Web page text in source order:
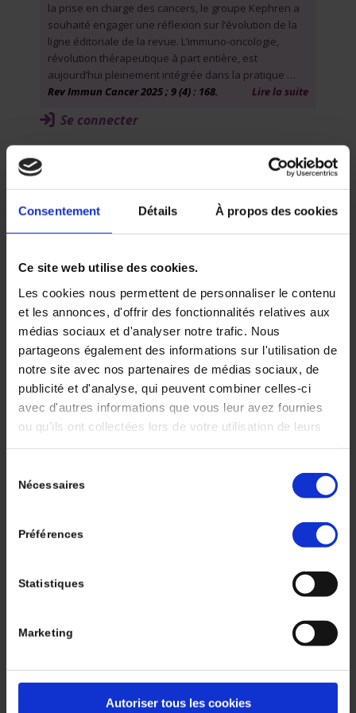
Consentement Détails À propos des cookies
Ce site web utilise des cookies.
Les cookies nous permettent de personnaliser le contenu
et les annonces, d'offrir des fonctionnalités relatives aux
médias sociaux et d'analyser notre trafic. Nous
partageons également des informations sur l'utilisation de
notre site avec nos partenaires de médias sociaux, de
publicité et d'analyse, qui peuvent combiner celles-ci
avec d'autres informations que vous leur avez fournies
ou qu'ils ont collectées lors de votre utilisation de leurs
Nécessaires
Préférences
Statistiques
Marketing
Autoriser tous les cookies
la prise en charge des cancers, le groupe Kephren a
souhaité engager une réflexion sur l’évolution de la
ligne éditoriale de la revue. L’immuno-oncologie,
révolution thérapeutique à part entière, est
aujourd’hui pleinement intégrée dans la pratique …
Rev Immun Cancer 2025 ; 9 (4) : 168.
Lire la suite
Se connecter
Volume 9 - Numéro 4 - Octobre -
Décembre
Mise au point
Mots clés
biomarqueurs prédictifs
carcinome urothélial
enfortumab vedotin – pembrolizumab
immunothérapie (ICI)
Anticorps conjugués et immunothérapie dans
le carcinome urothélial : de la synergie
biologique aux implications cliniques
Safa ABDALLAHOUI, Fabien MOINARD-BUTOT, Philippe
BARTHÉLÉMY
Résumé:
inhibiteurs de points de contrôle immunitaire (ICI), ont
sur le rationnel biologique suivant : les ADC, au-delà
immunogène capable d’amorcer une réponse
Se connecter
Volume 9 - Numéro 4 - Octobre -
Décembre